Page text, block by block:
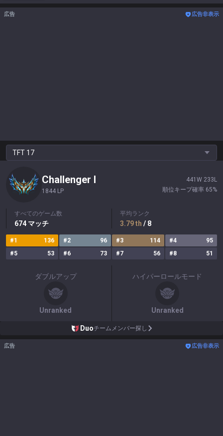
広告 広告非表示
TFT 17
Challenger I
1844 LP
441 W 233 L
順位キープ確率 65%
すべてのゲーム数
674 マッチ
平均ランク
3.79th / 8
#1 136 #2 96 #3 114 #4
95
#5 53 #6 73 #7 56 #8 51
ダブルアップ
Unranked
ハイパーロールモード
Unranked
Duoチームメンバー探し
広告 広告非表示